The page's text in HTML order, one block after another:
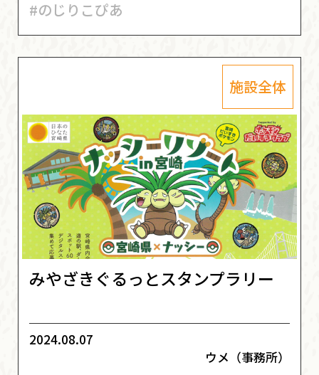
#のじりこぴあ
施設全体
みやざきぐるっとスタンプラリー
2024.08.07
ウメ（事務所）